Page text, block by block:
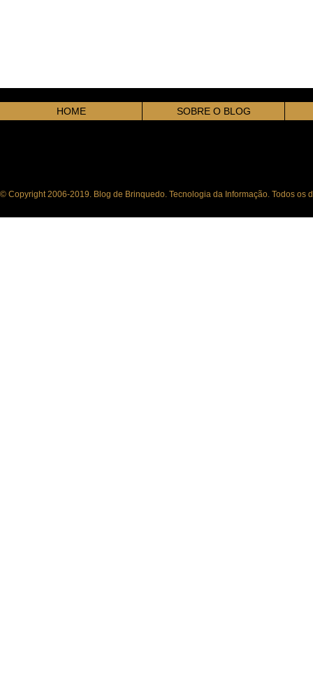
HOME SOBRE O BLOG
© Copyright 2006-2019. Blog de Brinquedo. Tecnologia da Informação. Todos os